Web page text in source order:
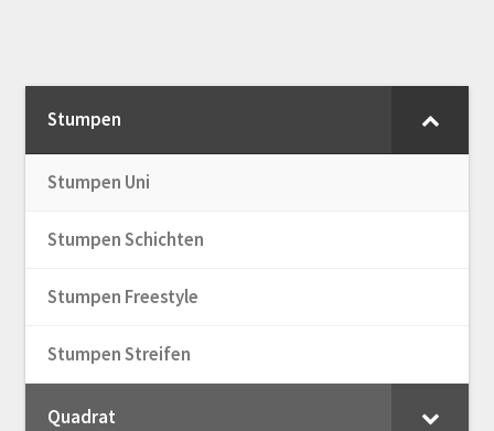
Stumpen
Stumpen Uni
Stumpen Schichten
Stumpen Freestyle
Stumpen Streifen
Quadrat